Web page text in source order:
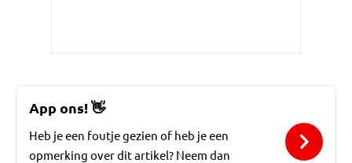
App ons!👋
Heb je een foutje gezien of heb je een
opmerking over dit artikel? Neem dan